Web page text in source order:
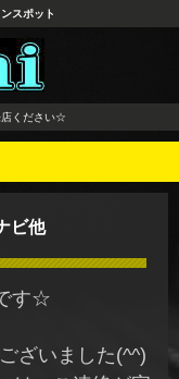
ヤ ホ
カーオ
ト
スポット
店ください☆
ビ他
す☆
ざいました(^^)